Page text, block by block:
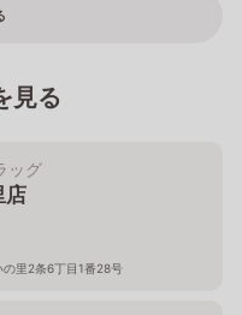
見る
ッグ
店
里2条6丁目1番28号